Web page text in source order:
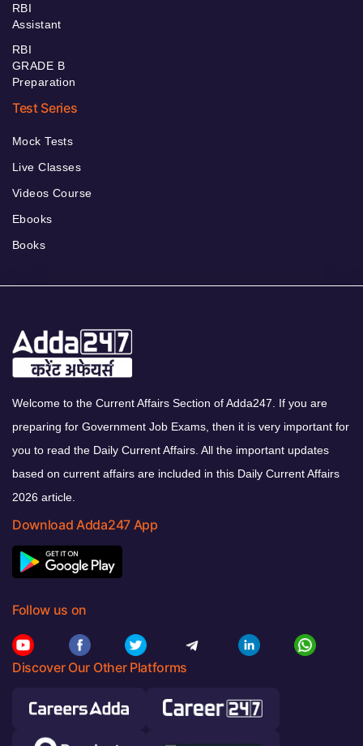
RBI
Assistant
RBI
GRADE B
Preparation
Test Series
Mock Tests
Live Classes
Videos Course
Ebooks
Books
Welcome to the Current Affairs Section of Adda247. If you are
preparing for Government Job Exams, then it is very important for
you to read the Daily Current Affairs. All the important updates
based on current affairs are included in this Daily Current Affairs
2026 article.
Download Adda247 App
Follow us on
Discover Our Other Platforms